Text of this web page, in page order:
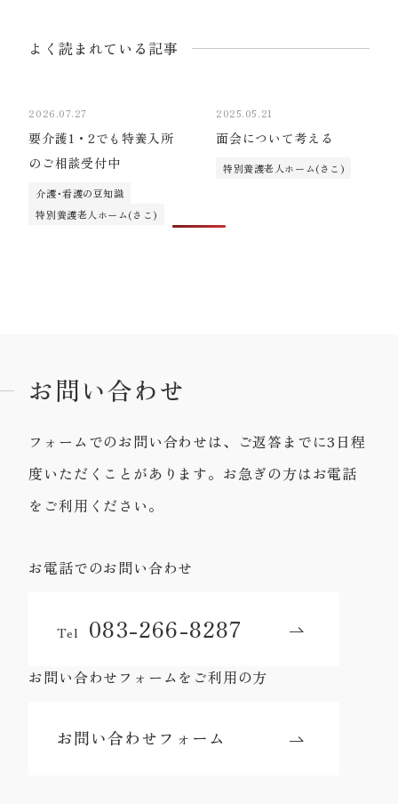
よく読まれている記事
2026.07.27
要介護1・2でも特養入所
のご相談受付中
介護･看護の豆知識
特別養護老人ホーム(さこ)
2025.05.21
面会について考える
特別養護老人ホーム(さこ)
お問い合わせ
フォームでのお問い合わせは、ご返答までに3日程
度いただくことがあります。お急ぎの方はお電話
をご利用ください。
お電話でのお問い合わせ
Tel 083-266-8287
お問い合わせフォームをご利用の方
お問い合わせフォーム